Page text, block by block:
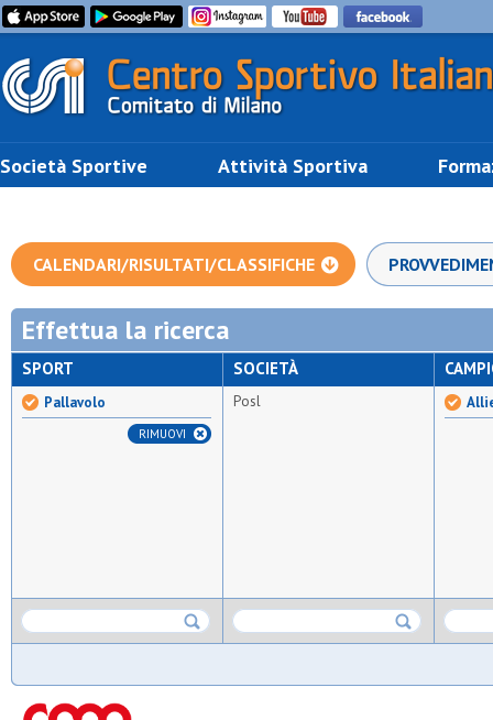
Società Sportive Attività Sportiva
CALENDARI/RISULTATI/CLASSIFICHE
Effettua la ricerca
SPORT
Pallavolo
RIMUOVI
SOCIETÀ
Posl